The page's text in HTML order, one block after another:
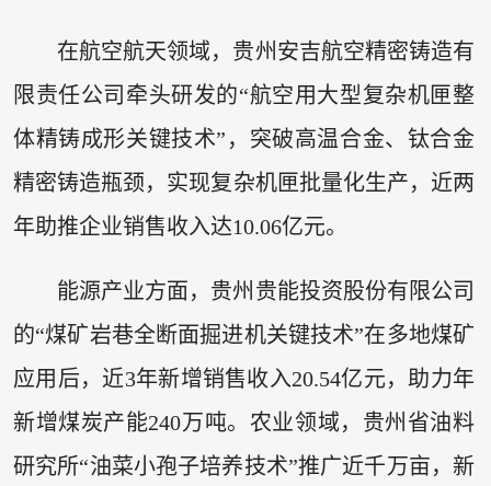
在航空航天领域，贵州安吉航空精密铸造有
限责任公司牵头研发的“航空用大型复杂机匣整
体精铸成形关键技术”，突破高温合金、钛合金
精密铸造瓶颈，实现复杂机匣批量化生产，近两
年助推企业销售收入达10.06亿元。
能源产业方面，贵州贵能投资股份有限公司
的“煤矿岩巷全断面掘进机关键技术”在多地煤矿
应用后，近3年新增销售收入20.54亿元，助力年
新增煤炭产能240万吨。农业领域，贵州省油料
研究所“油菜小孢子培养技术”推广近千万亩，新